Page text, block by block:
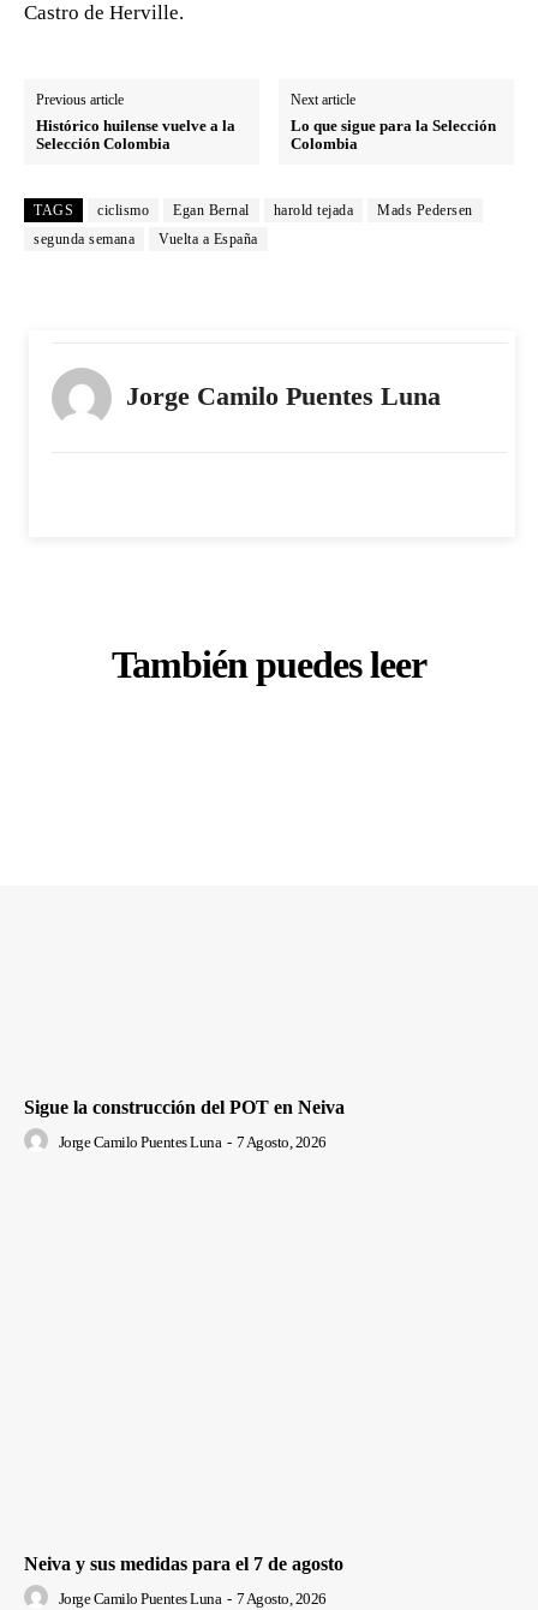
Castro de Herville.
Previous article
Histórico huilense vuelve a la
Selección Colombia
Next article
Lo que sigue para la Selección
Colombia
TAGS ciclismo Egan Bernal harold tejada
Mads Pedersen
segunda semana
Vuelta a España
Jorge Camilo Puentes Luna
También puedes leer
Sigue la construcción del POT en Neiva
Jorge Camilo Puentes Luna - 7 Agosto, 2026
Neiva y sus medidas para el 7 de agosto
Jorge Camilo Puentes Luna - 7 Agosto, 2026